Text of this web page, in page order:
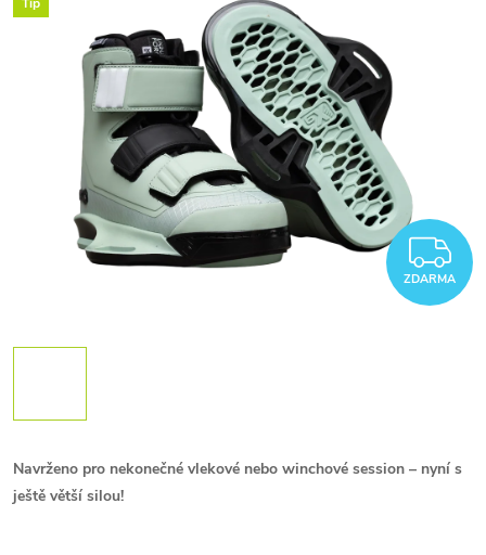
ZDARMA
Navrženo pro nekonečné vlekové nebo winchové session – nyní s
ještě větší silou!